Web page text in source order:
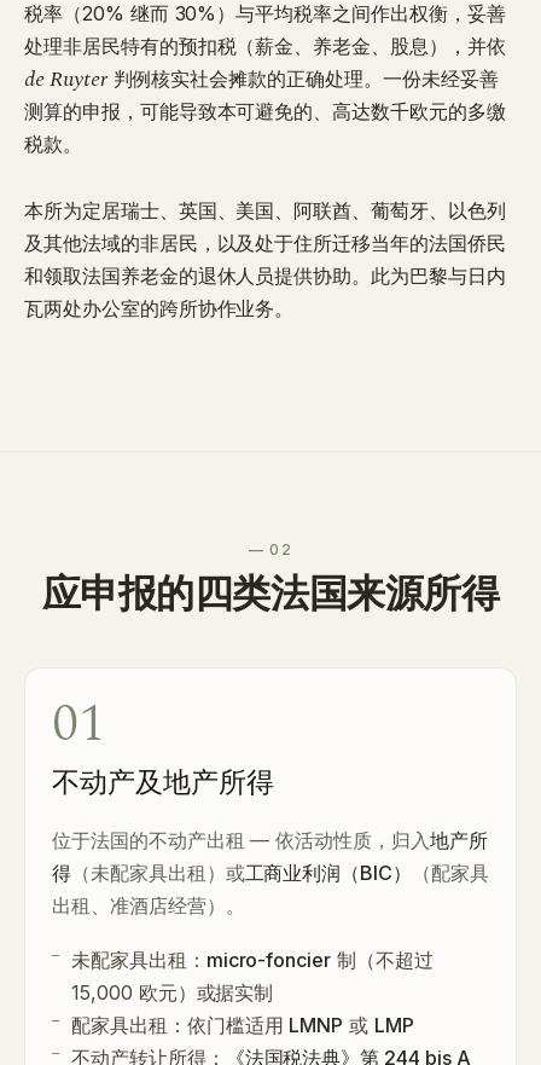
税率（20% 继而 30%）与平均税率之间作出权衡，妥善
处理非居民特有的预扣税（薪金、养老金、股息），并依
de Ruyter判例核实社会摊款的正确处理。一份未经妥善
测算的申报，可能导致本可避免的、高达数千欧元的多缴
税款。
本所为定居瑞士、英国、美国、阿联酋、葡萄牙、以色列
及其他法域的非居民，以及处于住所迁移当年的法国侨民
和领取法国养老金的退休人员提供协助。此为巴黎与日内
瓦两处办公室的跨所协作业务。
— 02
应申报的四类法国来源所得
01
不动产及地产所得
位于法国的不动产出租 — 依活动性质，归入地产所
得（未配家具出租）或工商业利润（BIC）
（配家具
出租、准酒店经营）。
未配家具出租： micro-foncier 制（不超过
15,000 欧元）或据实制
配家具出租：依门槛适用 LMNP 或 LMP
不动产转让所得：
《法国税法典》第 244 bis A